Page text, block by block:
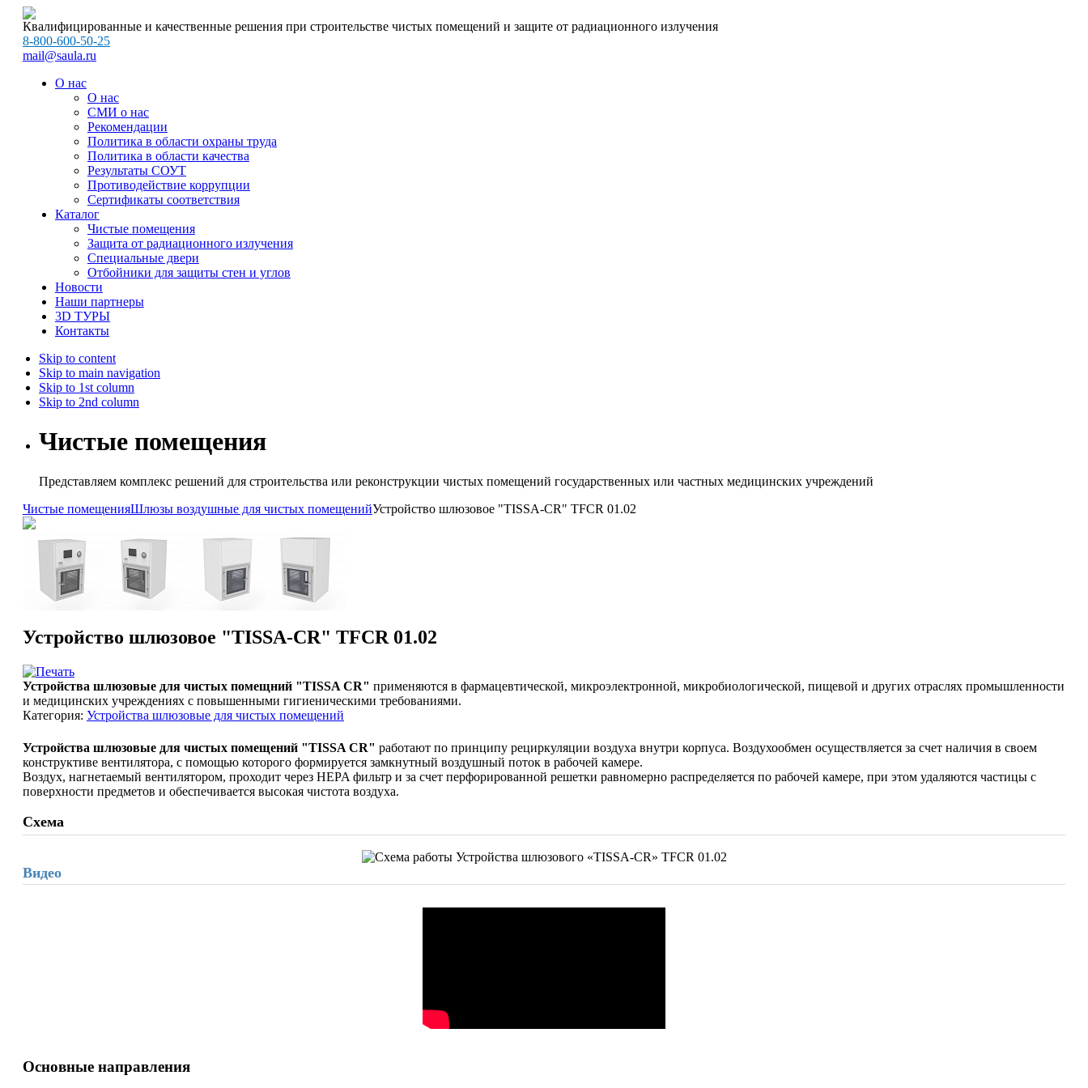
Квалифицированные и качественные решения при строительстве чистых помещений и защите от радиационного излучения
8-800-600-50-25
mail@saula.ru
О нас
О нас
СМИ о нас
Рекомендации
Политика в области охраны труда
Политика в области качества
Результаты СОУТ
Противодействие коррупции
Сертификаты соответствия
Каталог
Чистые помещения
Защита от радиационного излучения
Специальные двери
Отбойники для защиты стен и углов
Новости
Наши партнеры
3D ТУРЫ
Контакты
Skip to content
Skip to main navigation
Skip to 1st column
Skip to 2nd column
Чистые помещения
Представляем комплекс решений для строительства или реконструкции чистых помещений государственных или частных медицинских учреждений
Чистые помещенияШлюзы воздушные для чистых помещенийУстройство шлюзовое "TISSA-CR" TFCR 01.02
Устройство шлюзовое "TISSA-CR" TFCR 01.02
Устройства шлюзовые для чистых помещний "TISSA CR" применяются в фармацевтической, микроэлектронной, микробиологической, пищевой и других отраслях промышленности
и медицинских учреждениях с повышенными гигиеническими требованиями.
Категория: Устройства шлюзовые для чистых помещений
Устройства шлюзовые для чистых помещений "TISSA CR" работают по принципу рециркуляции воздуха внутри корпуса. Воздухообмен осуществляется за счет наличия в своем
конструктиве вентилятора, с помощью которого формируется замкнутный воздушный поток в рабочей камере.
Воздух, нагнетаемый вентилятором, проходит через HEPA фильтр и за счет перфорированной решетки равномерно распределяется по рабочей камере, при этом удаляются частицы с
поверхности предметов и обеспечивается высокая чистота воздуха.
Схема
Видео
Основные направления